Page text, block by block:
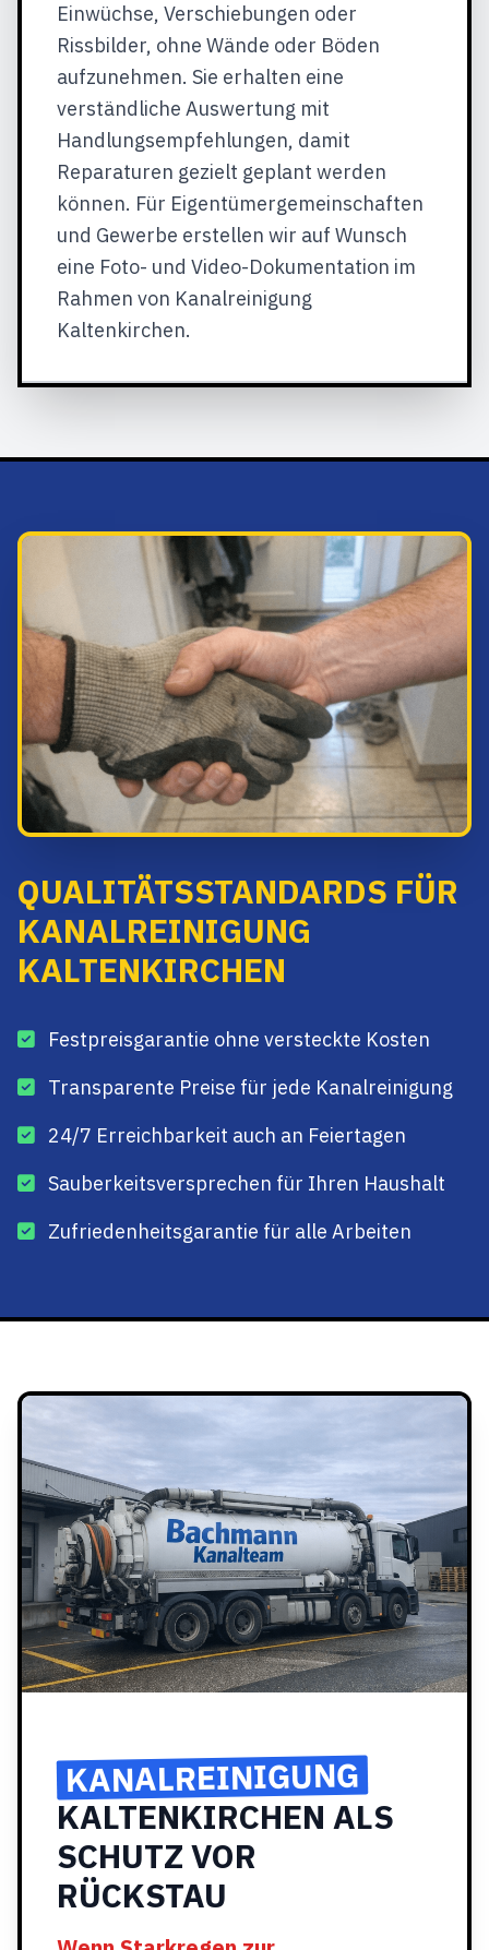
Einwüchse, Verschiebungen oder
Rissbilder, ohne Wände oder Böden
aufzunehmen. Sie erhalten eine
verständliche Auswertung mit
Handlungsempfehlungen, damit
Reparaturen gezielt geplant werden
können. Für Eigentümergemeinschaften
und Gewerbe erstellen wir auf Wunsch
eine Foto- und Video-Dokumentation im
Rahmen von Kanalreinigung
Kaltenkirchen.
QUALITÄTSSTANDARDS FÜR
KANALREINIGUNG
KALTENKIRCHEN
Festpreisgarantie ohne versteckte Kosten
Transparente Preise für jede Kanalreinigung
24/7 Erreichbarkeit auch an Feiertagen
Sauberkeitsversprechen für Ihren Haushalt
Zufriedenheitsgarantie für alle Arbeiten
KANALREINIGUNG
KALTENKIRCHEN ALS
SCHUTZ VOR
RÜCKSTAU